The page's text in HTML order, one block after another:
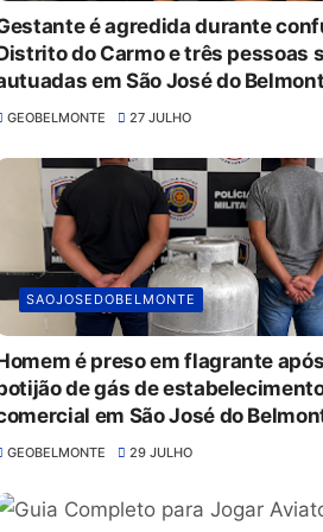
é agredida durante
do Carmo e três pessoas
em São José do
GEOBELMONTE 27 JULHO
SAOJOSEDOBELMONTE
é preso em flagrante
de gás de
em São José do
GEOBELMONTE 29 JULHO